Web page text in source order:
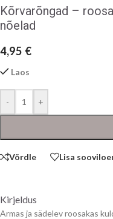
Kõrvarõngad –
nõelad
4,95 €
Laos
- +
Võrdle Lisa
Kirjeldus
Armas ja sädelev roosakas